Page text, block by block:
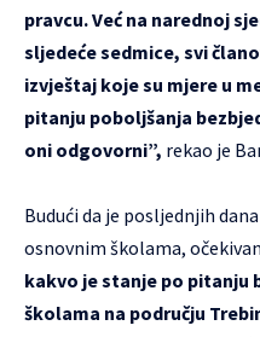
pravcu. Već na narednoj
sljedeće sedmice, svi
izvještaj koje su mjere u
pitanju poboljšanja
oni odgovorni”, rekao je
Budući da je posljednjih
osnovnim školama,
kakvo je stanje po pitanju
školama na području